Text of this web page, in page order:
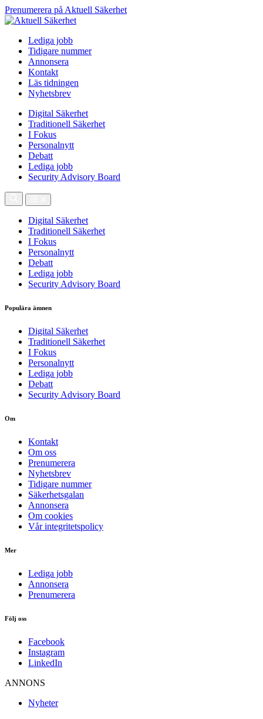
Prenumerera på Aktuell Säkerhet
Lediga jobb
Tidigare nummer
Annonsera
Kontakt
Läs tidningen
Nyhetsbrev
Digital Säkerhet
Traditionell Säkerhet
I Fokus
Personalnytt
Debatt
Lediga jobb
Security Advisory Board
Digital Säkerhet
Traditionell Säkerhet
I Fokus
Personalnytt
Debatt
Lediga jobb
Security Advisory Board
Populära ämnen
Digital Säkerhet
Traditionell Säkerhet
I Fokus
Personalnytt
Lediga jobb
Debatt
Security Advisory Board
Om
Kontakt
Om oss
Prenumerera
Nyhetsbrev
Tidigare nummer
Säkerhetsgalan
Annonsera
Om cookies
Vår integritetspolicy
Mer
Lediga jobb
Annonsera
Prenumerera
Följ oss
Facebook
Instagram
LinkedIn
ANNONS
Nyheter